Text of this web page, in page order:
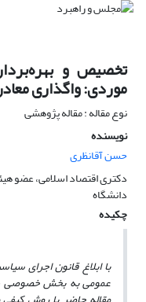
تخصیص و
موردی: واگذاری
نوع مقاله : مقاله پژوهشی
نویسنده
حسن آقانظری
دکتری اقتصاد اسلامی، عضو
دانشگاه
چکیده
عمومی به بخش خصوصی